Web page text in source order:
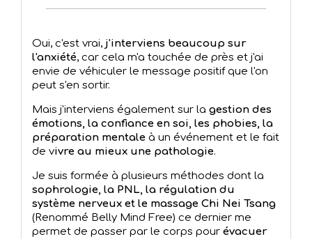
Oui, c'est vrai, j'interviens beaucoup sur
l'anxiété, car cela m'a touchée de près et j'ai
envie de véhiculer le message positif que l'on
peut s'en sortir.
Mais j'interviens également sur la gestion des
émotions, la confiance en soi, les phobies, la
préparation mentale à un événement et le fait
de vivre au mieux une pathologie.
Je suis formée à plusieurs méthodes dont la
sophrologie, la PNL, la régulation du
système nerveux et le massage Chi Nei Tsang
(Renommé Belly Mind Free) ce dernier me
permet de passer par le corps pour évacuer